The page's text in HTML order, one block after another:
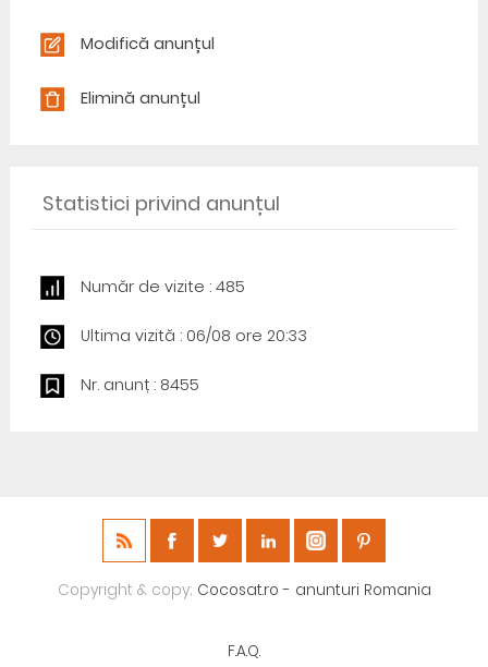
Modifică anunțul
Elimină anunțul
Statistici privind anunțul
Număr de vizite : 485
Ultima vizită : 06/08 ore 20:33
Nr. anunț : 8455
Copyright & copy; Cocosat.ro - anunturi Romania
F.A.Q.